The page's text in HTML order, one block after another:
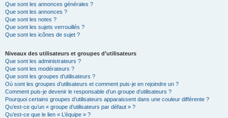
Que sont les annonces générales ?
Que sont les annonces ?
Que sont les notes ?
Que sont les sujets verrouillés ?
Que sont les icônes de sujet ?
Niveaux des utilisateurs et groupes d’utilisateurs
Que sont les administrateurs ?
Que sont les modérateurs ?
Que sont les groupes d’utilisateurs ?
Où sont les groupes d’utilisateurs et comment puis-je en rejoindre un ?
Comment puis-je devenir le responsable d’un groupe d’utilisateurs ?
Pourquoi certains groupes d’utilisateurs apparaissent dans une couleur différente ?
Qu’est-ce qu’un « groupe d’utilisateurs par défaut » ?
Qu’est-ce que le lien « L’équipe » ?